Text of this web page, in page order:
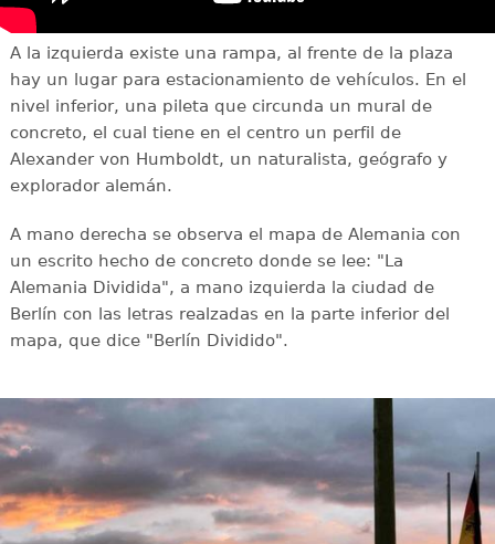
A la izquierda existe una rampa, al frente de la plaza
hay un lugar para estacionamiento de vehículos. En el
nivel inferior, una pileta que circunda un mural de
concreto, el cual tiene en el centro un perfil de
Alexander von Humboldt, un naturalista, geógrafo y
explorador alemán.
A mano derecha se observa el mapa de Alemania con
un escrito hecho de concreto donde se lee: "La
Alemania Dividida", a mano izquierda la ciudad de
Berlín con las letras realzadas en la parte inferior del
mapa, que dice "Berlín Dividido".